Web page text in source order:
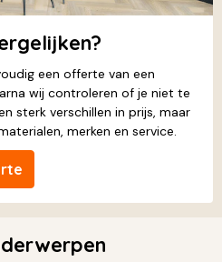
een offerte van een
wij controleren of je niet te
sterk verschillen in prijs, maar
merken en service.